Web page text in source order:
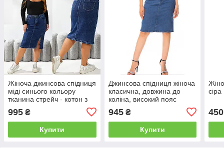
Жіноча джинсова спідниця
міді синього кольору
тканина стрейч - котон з
32-42
995 ₴
Купити
Джинсова спідниця жіноча
класична, довжина до
коліна, високий пояс
повномірні розміри 48, 50.
945₴
Купити
сіра
450